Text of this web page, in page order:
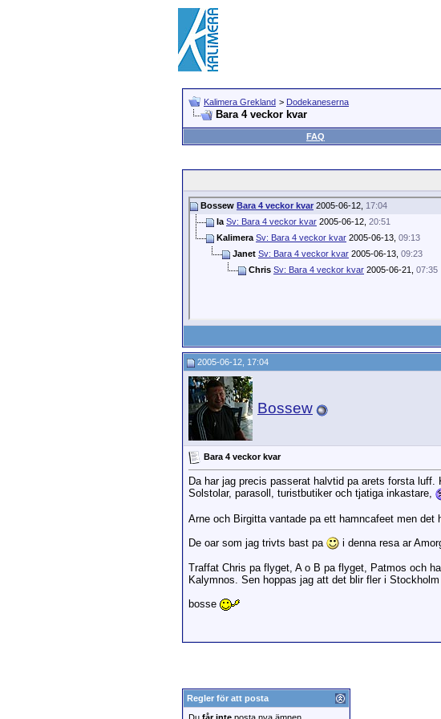
Kalimera Grekland > Dodekaneserna
Bara 4 veckor kvar
FAQ
Bossew Bara 4 veckor kvar 2005-06-12, 17:04
Ia Sv: Bara 4 veckor kvar 2005-06-12, 20:51
Kalimera Sv: Bara 4 veckor kvar 2005-06-13, 09:13
Janet Sv: Bara 4 veckor kvar 2005-06-13, 09:23
Chris Sv: Bara 4 veckor kvar 2005-06-21, 07:35
2005-06-12, 17:04
Bossew
Bara 4 veckor kvar
Da har jag precis passerat halvtid pa arets forsta
Solstolar, parasoll, turistbutiker och tjatiga inkastare,
Arne och Birgitta vantade pa ett hamncafeet men
De oar som jag trivts bast pa
i denna resa ar
Traffat Chris pa flyget, A o B pa flyget, Patmos och
Kalymnos. Sen hoppas jag att det blir fler i
bosse
Regler för att posta